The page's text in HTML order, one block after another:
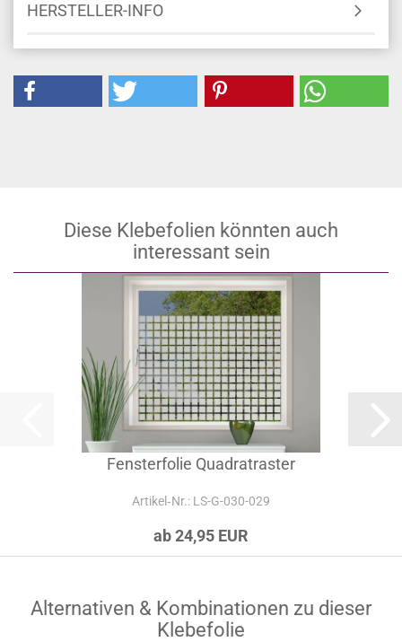
HERSTELLER-INFO
Diese Klebefolien könnten auch
interessant sein
Fensterfolie Quadratraster
Artikel‑Nr.: LS-G-030-029
ab 24,95 EUR
Alternativen & Kombinationen zu dieser
Klebefolie